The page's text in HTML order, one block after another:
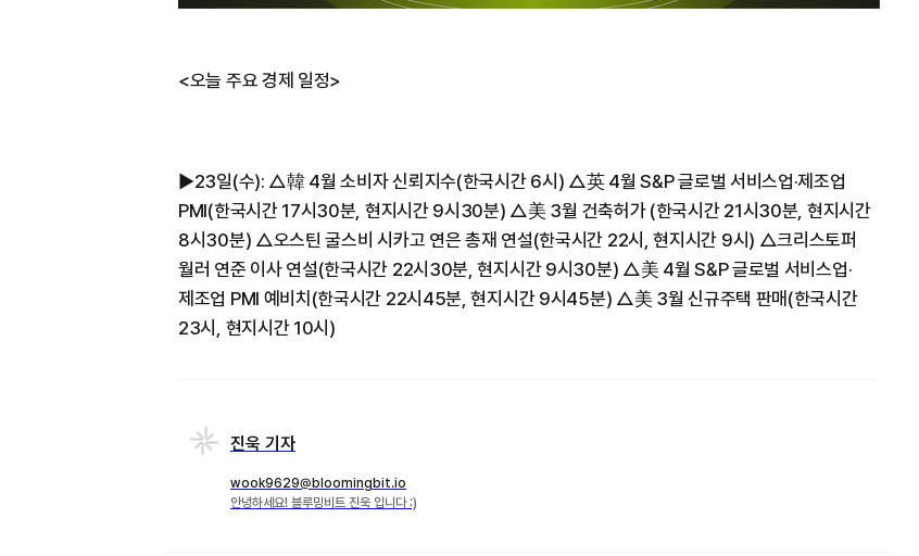
<오늘 주요 경제 일정>
▶︎23일(수): △韓 4월 소비자 신뢰지수(한국시간 6시) △英 4월 S&P 글로벌 서비스업·제조업
PMI(한국시간 17시30분, 현지시간 9시30분) △美 3월 건축허가 (한국시간 21시30분, 현지시간
8시30분) △오스틴 굴스비 시카고 연은 총재 연설(한국시간 22시, 현지시간 9시) △크리스토퍼
월러 연준 이사 연설(한국시간 22시30분, 현지시간 9시30분) △美 4월 S&P 글로벌 서비스업·
제조업 PMI 예비치(한국시간 22시45분, 현지시간 9시45분) △美 3월 신규주택 판매(한국시간
23시, 현지시간 10시)
진욱 기자
wook9629@bloomingbit.io
안녕하세요! 블루밍비트 진욱 입니다 :)